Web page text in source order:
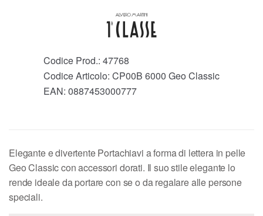
Codice Prod.: 47768
Codice Articolo: CP00B 6000 Geo Classic
EAN: 0887453000777
Elegante e divertente Portachiavi a forma di lettera in pelle
Geo Classic con accessori dorati. Il suo stile elegante lo
rende ideale da portare con se o da regalare alle persone
speciali.